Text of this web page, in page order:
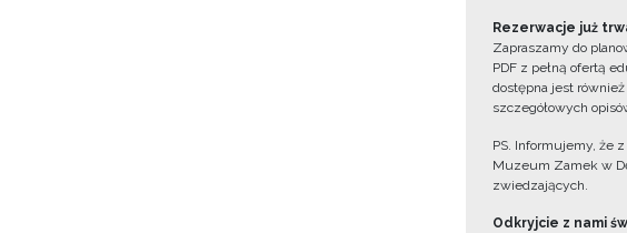
Rezerwacje już
Zapraszamy do
PDF z pełną ofertą
dostępna jest
szczegółowych
PS. Informujemy, że
Muzeum Zamek w
zwiedzających.
Odkryjcie z nami